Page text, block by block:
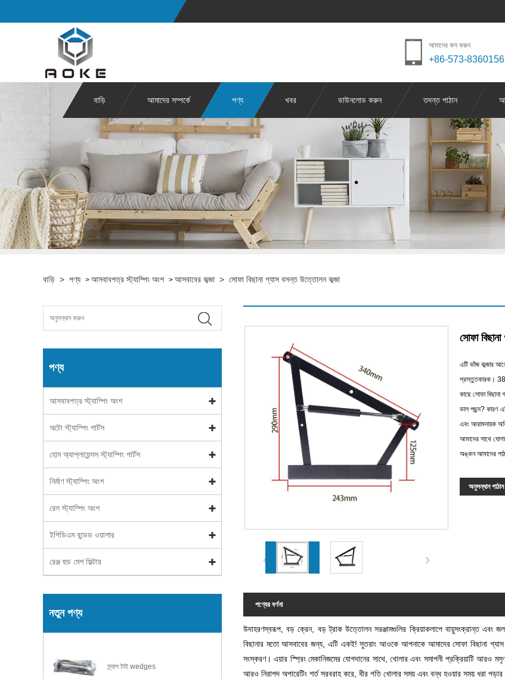
আমাদের কল করুন
+86-573-
বাড়ি আমাদের সম্পর্কে পণ্য খবর ডাউনলোড করুন তদন্ত পাঠান
বাড়ি > পণ্য > আসবাবপত্র স্ট্যাম্পিং অংশ > আসবাবের কব্জা > সোফা বিছানা গ্যাস বসন্ত উত্তোলন কব্জা
পণ্য
আসবাবপত্র স্ট্যাম্পিং অংশ
অটো স্ট্যাম্পিং পার্টস
হোম অ্যাপ্লায়েন্সস স্ট্যাম্পিং পার্টস
নির্মাণ স্ট্যাম্পিং অংশ
রেল স্ট্যাম্পিং অংশ
ইপিডিএম বন্ডেড ওয়াশার
রেঞ্জ হুড মেশ ফিল্টার
নতুন পণ্য
স্ন্যাপ টাই wedges
সোফা
এটি ভাঁজ কব্জার
প্রস্তুতকারক। 38
কাছে সোফা
ভাল পছন্দ? কারণ
এবং আরামদায়ক
আমাদের সাথে
অঙ্কন আমাদের
অনুসন্ধান পাঠান
পণ্যের বর্ণনা
উদাহরণস্বরূপ, বড় ক্রেন, বড় ট্রাক উত্তোলন সরঞ্জামগুলির ক্রিয়াকলাপে বায়ুসংক্রান্ত
বিছানার মতো আসবাবের জন্য, এটি একই! সুতরাং আওকে আপনাকে আমাদের সোফা বিছানা
সংস্করণ। এয়ার স্প্রিং মেকানিজমের যোগদানের সাথে, খোলার এবং সমাপনী প্রক্রিয়াটি আরও
আরও নিরাপদ অপারেটিং শর্ত সরবরাহ করে, ধীর গতি খোলার সময় এবং বন্ধ হওয়ার সময় ধরা